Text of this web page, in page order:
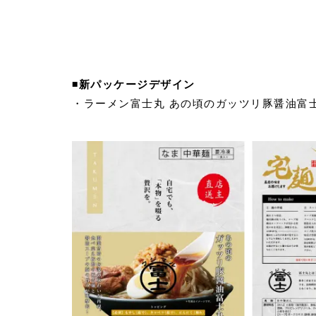
◾️新パッケージデザイン
・ラーメン富士丸 あの頃のガッツリ豚醤油富